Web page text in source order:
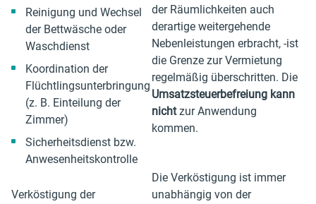
Reinigung und Wechsel
der Bettwäsche oder
Waschdienst
Koordination der
Flüchtlingsunterbringung
(z. B. Einteilung der
Zimmer)
Sicherheitsdienst bzw.
Anwesenheitskontrolle
der Räumlichkeiten auch
derartige weitergehende
Nebenleistungen erbracht, -ist
die Grenze zur Vermietung
regelmäßig überschritten. Die
Umsatzsteuerbefreiung kann
nichtzur Anwendung
kommen.
Verköstigung der
Die Verköstigung ist immer
unabhängig von der